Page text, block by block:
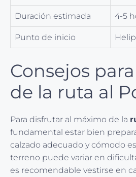
Duración estimada 4-5
Punto de inicio
Consejos
de la ruta al
Para disfrutar al máximo de la
fundamental estar bien
calzado adecuado y cómodo
terreno puede variar en
es recomendable vestirse en